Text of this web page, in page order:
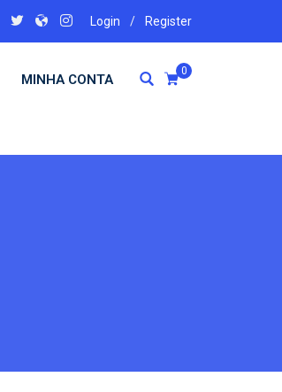
Login / Register
0
MINHA CONTA